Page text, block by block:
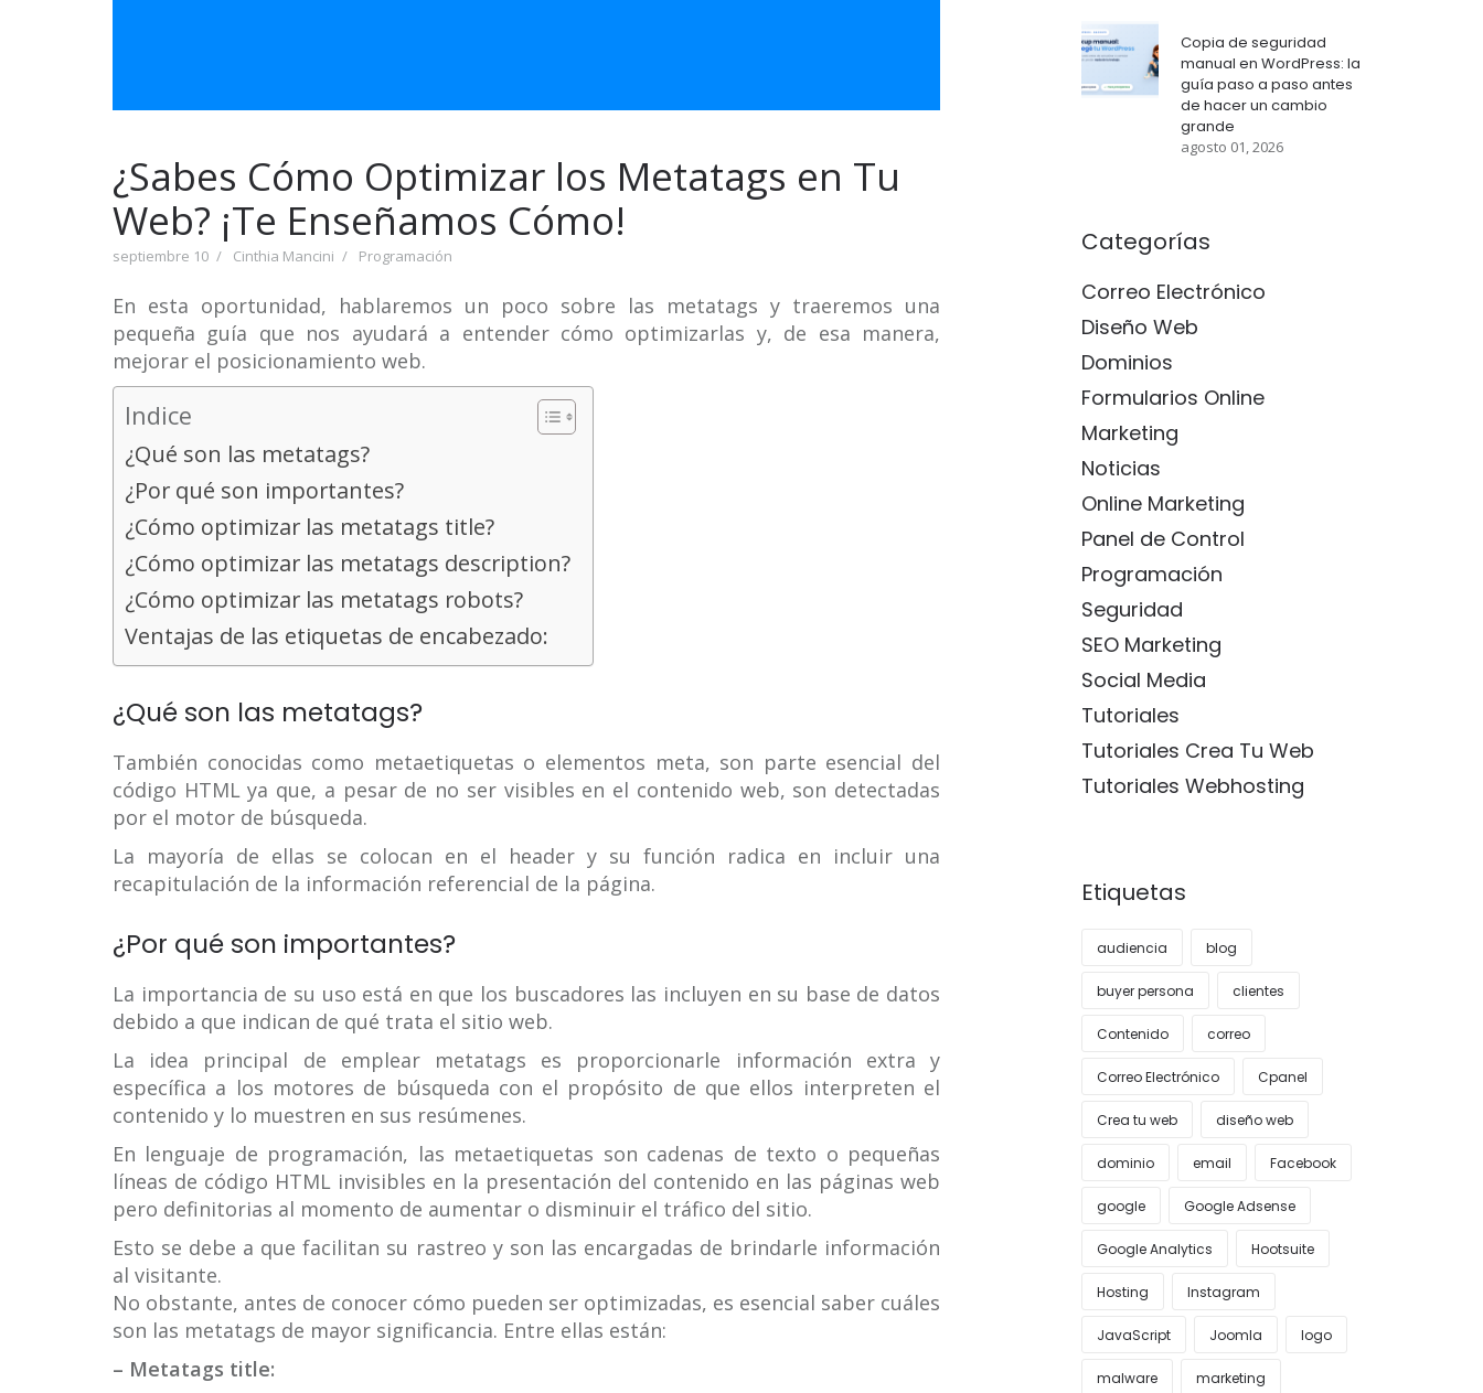
¿Sabes Cómo Optimizar los Metatags en Tu
Web? ¡Te Enseñamos Cómo!
septiembre 10 Cinthia Mancini Programación
En esta oportunidad, hablaremos un poco sobre las metatags y traeremos una
pequeña guía que nos ayudará a entender cómo optimizarlas y, de esa manera,
mejorar el posicionamiento web.
Indice
¿Qué son las metatags?
¿Por qué son importantes?
¿Cómo optimizar las metatags title?
¿Cómo optimizar las metatags description?
¿Cómo optimizar las metatags robots?
Ventajas de las etiquetas de encabezado:
¿Qué son las metatags?
También conocidas como metaetiquetas o elementos meta, son parte esencial del
código HTML ya que, a pesar de no ser visibles en el contenido web, son detectadas
por el motor de búsqueda.
La mayoría de ellas se colocan en el header y su función radica en incluir una
recapitulación de la información referencial de la página.
¿Por qué son importantes?
La importancia de su uso está en que los buscadores las incluyen en su base de datos
debido a que indican de qué trata el sitio web.
La idea principal de emplear metatags es proporcionarle información extra y
específica a los motores de búsqueda con el propósito de que ellos interpreten el
contenido y lo muestren en sus resúmenes.
En lenguaje de programación, las metaetiquetas son cadenas de texto o pequeñas
líneas de código HTML invisibles en la presentación del contenido en las páginas web
pero definitorias al momento de aumentar o disminuir el tráfico del sitio.
Esto se debe a que facilitan su rastreo y son las encargadas de brindarle información
al visitante.
No obstante, antes de conocer cómo pueden ser optimizadas, es esencial saber cuáles
son las metatags de mayor significancia. Entre ellas están:
– Metatags title:
Copia de seguridad
manual en WordPress: la
guía paso a paso antes
de hacer un cambio
grande
agosto 01, 2026
Categorías
Correo Electrónico
Diseño Web
Dominios
Formularios Online
Marketing
Noticias
Online Marketing
Panel de Control
Programación
Seguridad
SEO Marketing
Social Media
Tutoriales
Tutoriales Crea Tu Web
Tutoriales Webhosting
Etiquetas
audiencia blog
buyer persona clientes
Contenido correo
Correo Electrónico Cpanel
Crea tu web diseño web
dominio email Facebook
google Google Adsense
Google Analytics Hootsuite
Hosting Instagram
JavaScript Joomla logo
malware marketing